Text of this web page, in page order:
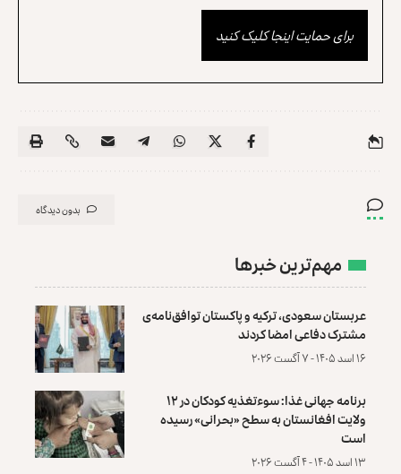
برای حمایت اینجا کلیک کنید
بدون دیدگاه
مهم‌ترین خبرها
عربستان سعودی، ترکیه و پاکستان توافق‌نامه‌ی
مشترک دفاعی امضا کردند
۱۶ اسد ۱۴۰۵ - ۷ آگست ۲۰۲۶
برنامه جهانی غذا: سوءتغذیه کودکان در ۱۲
ولایت افغانستان به سطح «بحرانی» رسیده
است
۱۳ اسد ۱۴۰۵ - ۴ آگست ۲۰۲۶